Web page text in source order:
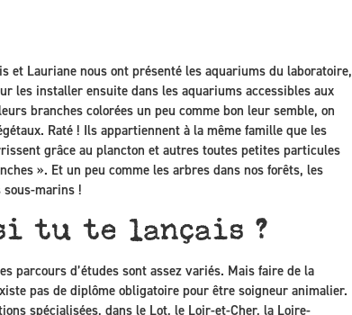
et Lauriane nous ont présenté les aquariums du laboratoire,
les installer ensuite dans les aquariums accessibles aux
branches colorées un peu comme bon leur semble, on
Raté ! Ils appartiennent à la même famille que les
grâce au plancton et autres toutes petites particules
». Et un peu comme les arbres dans nos forêts, les
marins !
tu te lançais ?
parcours d’études sont assez variés. Mais faire de la
pas de diplôme obligatoire pour être soigneur animalier.
spécialisées, dans le Lot, le Loir-et-Cher, la Loire-